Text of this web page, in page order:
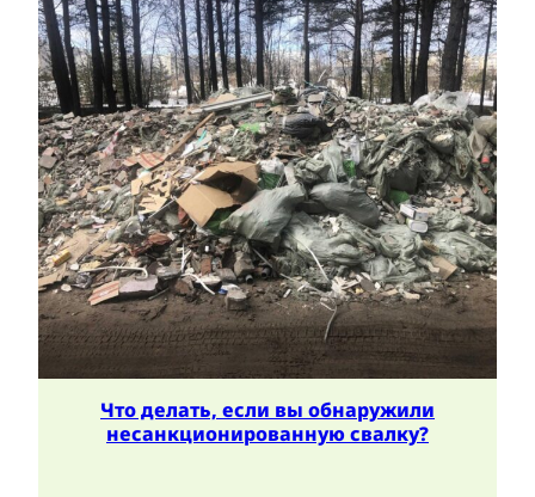
Что делать, если вы обнаружили
несанкционированную свалку?